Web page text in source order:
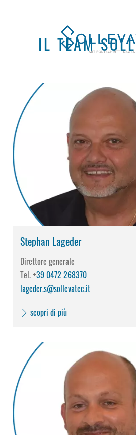
IL TEAM
Stephan Lageder
Direttore generale
Tel. +39 0472 268370
lageder.s@sollevatec.it
scopri di più